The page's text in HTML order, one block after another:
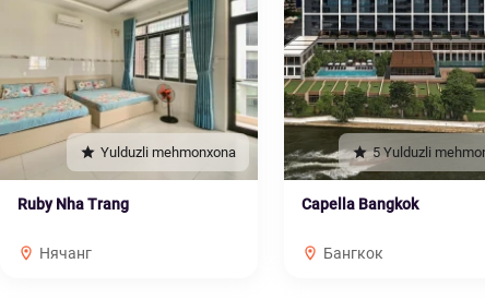
Yulduzli mehmonxona
Ruby Nha Trang
Нячанг
5 Yulduzli
Capella Bangkok
Бангкок